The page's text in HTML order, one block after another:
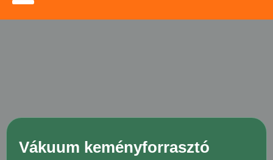
Vákuum keményforrasztó